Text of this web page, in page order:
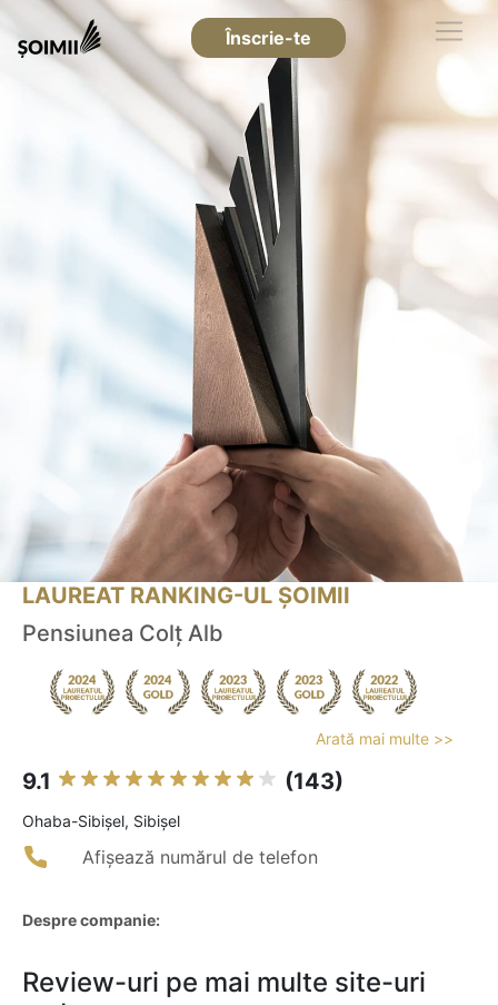
Înscrie-te
LAUREAT RANKING-UL ȘOIMII
Pensiunea Colț Alb
Arată mai multe >>
9.1 (143)
Ohaba-Sibişel, Sibișel
Afișează numărul de telefon
Despre companie:
Review-uri pe mai multe site-uri